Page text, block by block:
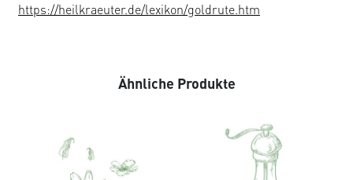
https://heilkraeuter.de/lexikon/goldrute.htm
Ähnliche Produkte